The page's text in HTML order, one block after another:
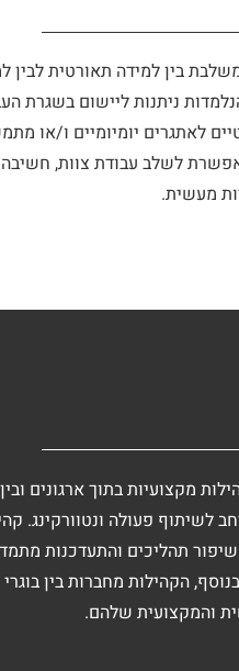
בין למידה תאורטית לבין
ניתנות ליישום בשגרת
לאתגרים יומיומיים ו/או
לשלב עבודת צוות,
מעשית.
מקצועיות בתוך ארגונים
לשיתוף פעולה ונטוורקינג.
תהליכים והתעדכנות
הקהילות מחברות בין
והמקצועית שלהם.